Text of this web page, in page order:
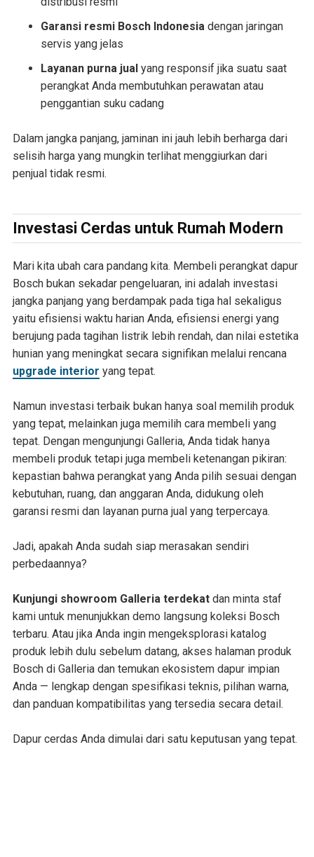
Garansi resmi Bosch Indonesiadengan jaringan
servis yang jelas
Layanan purna jualyang responsif jika suatu saat
perangkat Anda membutuhkan perawatan atau
penggantian suku cadang
Dalam jangka panjang, jaminan ini jauh lebih berharga dari
selisih harga yang mungkin terlihat menggiurkan dari
penjual tidak resmi.
Investasi Cerdas untuk Rumah Modern
Mari kita ubah cara pandang kita. Membeli perangkat dapur
Bosch bukan sekadar pengeluaran, ini adalah investasi
jangka panjang yang berdampak pada tiga hal sekaligus
yaitu efisiensi waktu harian Anda, efisiensi energi yang
berujung pada tagihan listrik lebih rendah, dan nilai estetika
hunian yang meningkat secara signifikan melalui rencana
upgrade interior yang tepat.
Namun investasi terbaik bukan hanya soal memilih produk
yang tepat, melainkan juga memilih cara membeli yang
tepat. Dengan mengunjungi Galleria, Anda tidak hanya
membeli produk tetapi juga membeli ketenangan pikiran:
kepastian bahwa perangkat yang Anda pilih sesuai dengan
kebutuhan, ruang, dan anggaran Anda, didukung oleh
garansi resmi dan layanan purna jual yang terpercaya.
Jadi, apakah Anda sudah siap merasakan sendiri
perbedaannya?
Kunjungi showroom Galleria terdekatdan minta staf
kami untuk menunjukkan demo langsung koleksi Bosch
terbaru. Atau jika Anda ingin mengeksplorasi katalog
produk lebih dulu sebelum datang, akses halaman produk
Bosch di Galleria dan temukan ekosistem dapur impian
Anda — lengkap dengan spesifikasi teknis, pilihan warna,
dan panduan kompatibilitas yang tersedia secara detail.
Dapur cerdas Anda dimulai dari satu keputusan yang tepat.